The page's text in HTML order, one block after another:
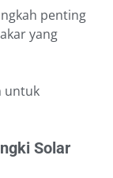
penting
yang
untuk
Solar